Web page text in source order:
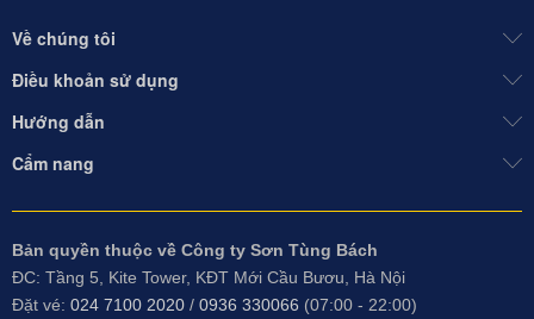
Về chúng tôi
Điều khoản sử dụng
Hướng dẫn
Cẩm nang
Bản quyền thuộc về Công ty Sơn Tùng Bách
ĐC: Tầng 5, Kite Tower, KĐT Mới Cầu Bươu, Hà Nội
Đặt vé: 024 7100 2020 / 0936 330066 (07:00 - 22:00)